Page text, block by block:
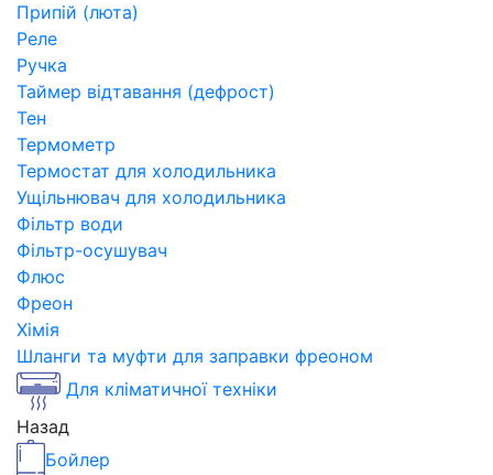
Припій (люта)
Реле
Ручка
Таймер відтавання (дефрост)
Тен
Термометр
Термостат для холодильника
Ущільнювач для холодильника
Фільтр води
Фільтр-осушувач
Флюс
Фреон
Хімія
Шланги та муфти для заправки фреоном
Для кліматичної техніки
Назад
Бойлер